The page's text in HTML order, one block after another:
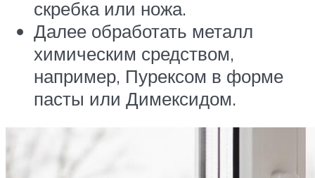
скребка или ножа.
Далее обработать металл
химическим средством,
например, Пурексом в форме
пасты или Димексидом.